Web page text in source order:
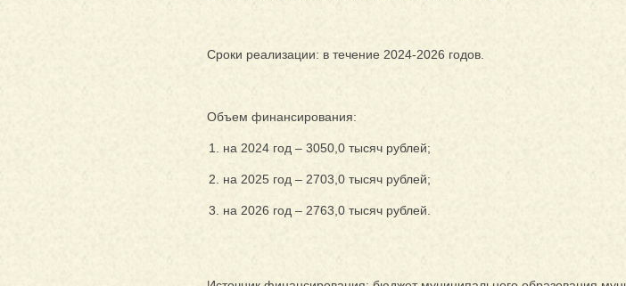
Сроки реализации: в течение 2024-2026 годов.
Объем финансирования:
на 2024 год – 3050,0 тысяч рублей;
на 2025 год – 2703,0 тысяч рублей;
на 2026 год – 2763,0 тысяч рублей.